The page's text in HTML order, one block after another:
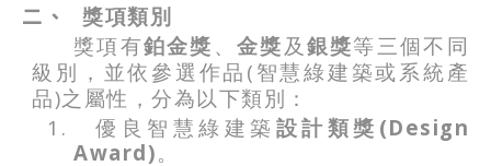
二、
獎項類別
獎項有鉑金獎 、 金獎 及 銀獎等三個不同
級別，並依參選作品 ( 智慧綠建築或系統產
品)之屬性，分為以下類別：
1. 優良智慧綠建築 設計類獎 (Design
Award)。